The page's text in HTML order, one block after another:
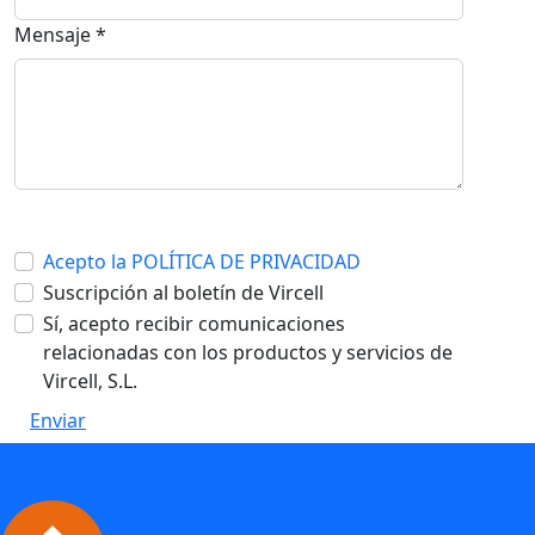
Mensaje *
Acepto la POLÍTICA DE PRIVACIDAD
Suscripción al boletín de Vircell
Sí, acepto recibir comunicaciones
relacionadas con los productos y servicios de
Vircell, S.L.
Enviar